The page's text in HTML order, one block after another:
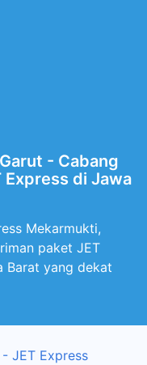
- Cabang
di Jawa
Mekarmukti,
paket JET
Barat yang dekat
JET Express